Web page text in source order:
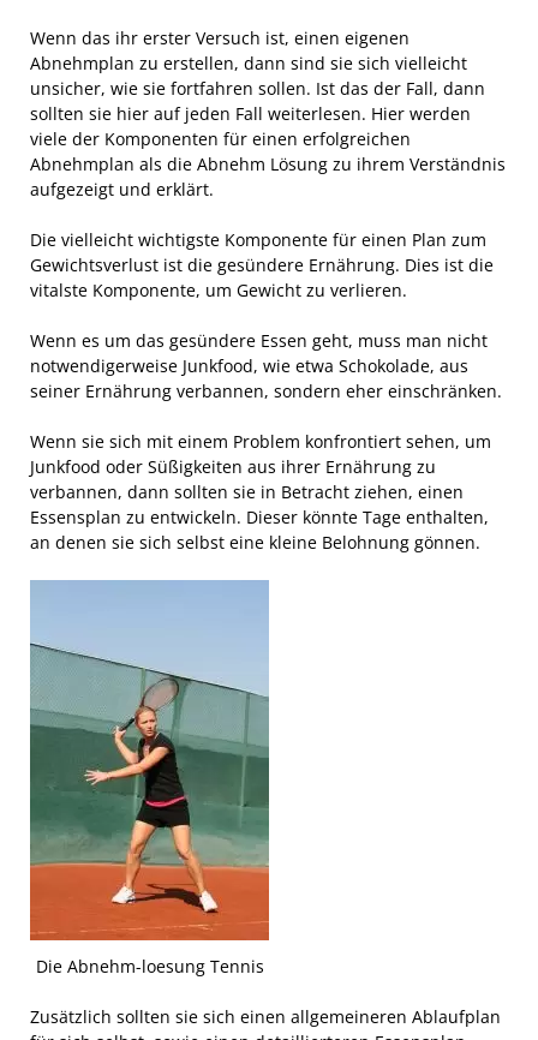
Wenn das ihr erster Versuch ist, einen eigenen
Abnehmplan zu erstellen, dann sind sie sich vielleicht
unsicher, wie sie fortfahren sollen. Ist das der Fall, dann
sollten sie hier auf jeden Fall weiterlesen. Hier werden
viele der Komponenten für einen erfolgreichen
Abnehmplan als die Abnehm Lösung zu ihrem Verständnis
aufgezeigt und erklärt.
Die vielleicht wichtigste Komponente für einen Plan zum
Gewichtsverlust ist die gesündere Ernährung. Dies ist die
vitalste Komponente, um Gewicht zu verlieren.
Wenn es um das gesündere Essen geht, muss man nicht
notwendigerweise Junkfood, wie etwa Schokolade, aus
seiner Ernährung verbannen, sondern eher einschränken.
Wenn sie sich mit einem Problem konfrontiert sehen, um
Junkfood oder Süßigkeiten aus ihrer Ernährung zu
verbannen, dann sollten sie in Betracht ziehen, einen
Essensplan zu entwickeln. Dieser könnte Tage enthalten,
an denen sie sich selbst eine kleine Belohnung gönnen.
Die Abnehm-loesung Tennis
Zusätzlich sollten sie sich einen allgemeineren Ablaufplan